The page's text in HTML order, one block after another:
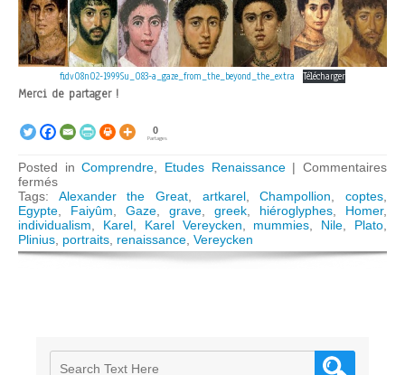
fidv08n02-1999Su_083-a_gaze_from_the_beyond_the_extra Télécharger
Merci de partager !
0
Partages
Posted inComprendre Etudes Renaissance|Commentaires
ferméssur
A
Gaze
from
the
Beyond
Tags: Alexander the Great artkarel,Champollion ,coptes
Egypte
Faiyûm Gaze grave greek hiéroglyphes Homer,
individualism
Karel, Karel Vereycken mummies Nile Plato
Plinius portraits renaissance Vereycken